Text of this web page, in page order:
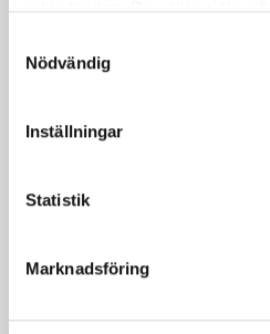
Nödvändig
Inställningar
Statistik
Marknadsföring
Omdömen